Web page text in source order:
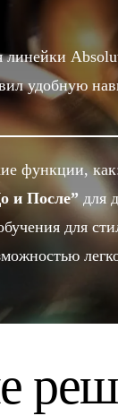
линейки
удобную
функции,
и После” для
для